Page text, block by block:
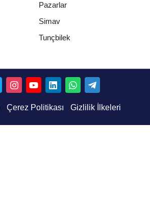
Pazarlar
Simav
Tunçbilek
Çerez Politikası Gizlilik İlkeleri